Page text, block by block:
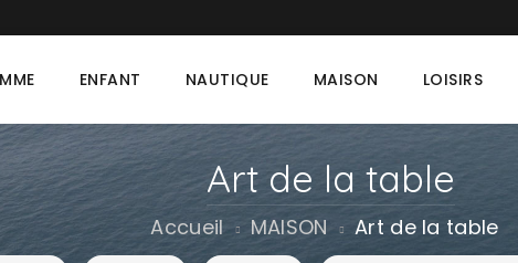
T-shirt Torany offert dès 90 € d'achat dans la limite
ENFANT NAUTIQUE MAISON LOISIRS
Art de la table
Accueil MAISON Art de la table